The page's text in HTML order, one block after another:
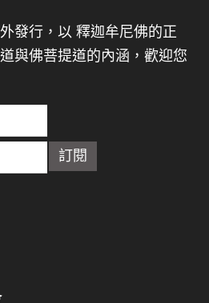
發行，以 釋迦牟尼佛的正
與佛菩提道的內涵，歡迎您